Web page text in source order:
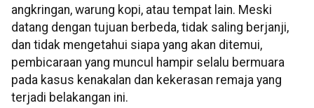
angkringan, warung kopi, atau tempat lain. Meski
datang dengan tujuan berbeda, tidak saling berjanji,
dan tidak mengetahui siapa yang akan ditemui,
pembicaraan yang muncul hampir selalu bermuara
pada kasus kenakalan dan kekerasan remaja yang
terjadi belakangan ini.